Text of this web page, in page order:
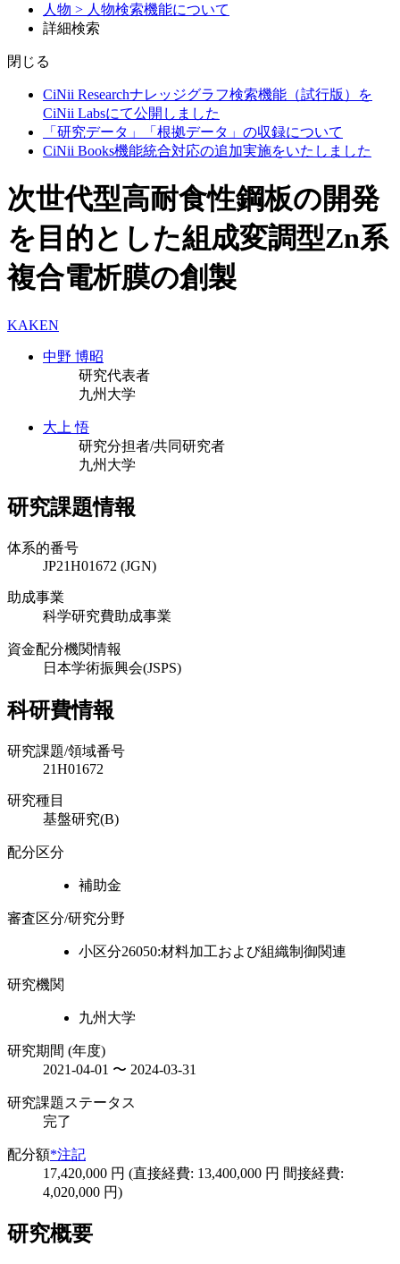
人物 > 人物検索機能について
詳細検索
閉じる
CiNii Researchナレッジグラフ検索機能（試行版）を
CiNii Labsにて公開しました
「研究データ」「根拠データ」の収録について
CiNii Books機能統合対応の追加実施をいたしました
次世代型高耐食性鋼板の開発
を目的とした組成変調型Zn系
複合電析膜の創製
KAKEN
中野 博昭
研究代表者
九州大学
大上 悟
研究分担者/共同研究者
九州大学
研究課題情報
体系的番号
JP21H01672 (JGN)
助成事業
科学研究費助成事業
資金配分機関情報
日本学術振興会(JSPS)
科研費情報
研究課題/領域番号
21H01672
研究種目
基盤研究(B)
配分区分
補助金
審査区分/研究分野
小区分26050:材料加工および組織制御関連
研究機関
九州大学
研究期間 (年度)
2021-04-01 〜 2024-03-31
研究課題ステータス
完了
配分額*注記
17,420,000 円 (直接経費: 13,400,000 円 間接経費:
4,020,000 円)
研究概要